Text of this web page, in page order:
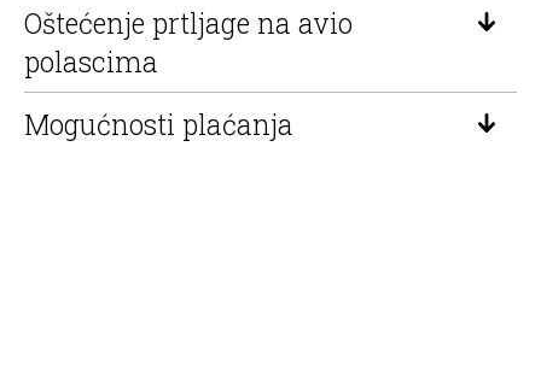
Oštećenje prtljage na avio
polascima
Mogućnosti plaćanja